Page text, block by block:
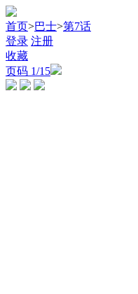
首页>巴士>第7话
登录 注册
收藏
页码 1/15